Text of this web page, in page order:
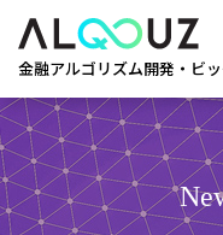
金融アルゴリズム開発・ビ